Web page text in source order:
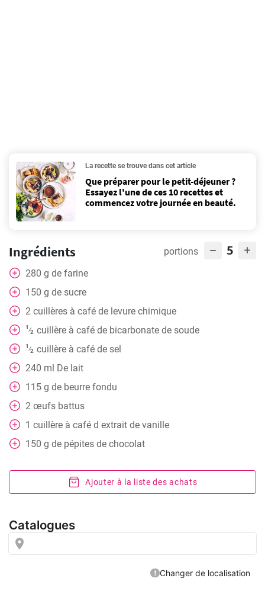
La recette se trouve dans cet article
Que préparer pour le petit-déjeuner ?
Essayez l'une de ces 10 recettes et
commencez votre journée en beauté.
Ingrédients portions 5
280 g de farine
150 g de sucre
2 cuillères à café de levure chimique
1⁄2 cuillère à café de bicarbonate de soude
1⁄2 cuillère à café de sel
240 ml De lait
115 g de beurre fondu
2 œufs battus
1 cuillère à café d extrait de vanille
150 g de pépites de chocolat
Ajouter à la liste des achats